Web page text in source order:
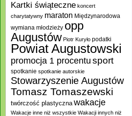
Kartki świąteczne koncert
charytatywny maraton Międzynarodowa
wymiana młodzieży opp
Augustów Piotr Kuryło podatki
Powiat Augustowski
promocja 1 procentusport
spotkanie spotkanie autorskie
Stowarzyszenie Augustów
Tomasz Tomaszewski
twórczość plastyczna wakacje
Wakacje inne niż wszystkie Wakacji innych niż